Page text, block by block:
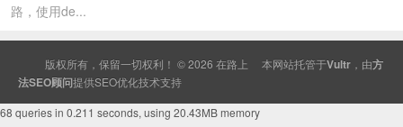
路，使用de...
版权所有，保留一切权利！ © 2026 在路上 本网站托管于Vultr ，由方
法SEO顾问提供SEO优化技术支持
68 queries in 0.211 seconds, using 20.43MB memory